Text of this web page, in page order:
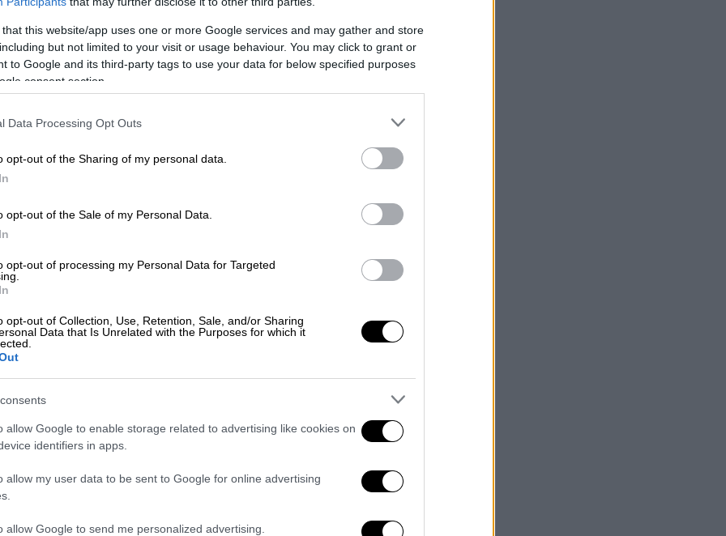
that this website/app uses one or more Google services and may gather and store
but not limited to your visit or usage behaviour. You may click to grant or
to Google and its third-party tags to use your data for below specified purposes
consent section.
Data Processing Opt Outs
opt-out of the Sharing of my personal data.
opt-out of the Sale of my Personal Data.
opt-out of processing my Personal Data for Targeted
opt-out of Collection, Use, Retention, Sale, and/or Sharing
Data that Is Unrelated with the Purposes for which it
allow Google to enable storage related to advertising like cookies on
identifiers in apps.
allow my user data to be sent to Google for online advertising
allow Google to send me personalized advertising.
όλες οι θύρες του γηπέδου θα είναι
είναι δηλωμένα στη λίστα των
καλύψουν το παιχνίδι είναι λίγοι